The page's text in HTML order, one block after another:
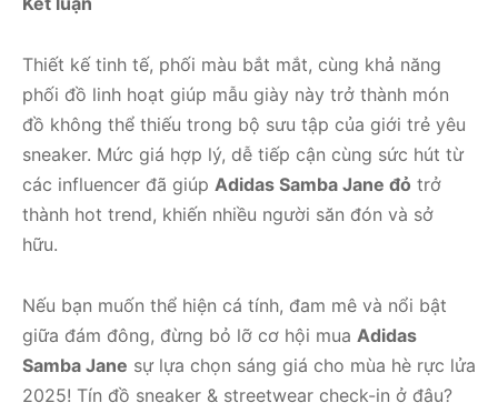
Thiết kế tinh tế, phối màu bắt mắt, cùng khả năng
phối đồ linh hoạt giúp mẫu giày này trở thành món
đồ không thể thiếu trong bộ sưu tập của giới trẻ yêu
sneaker. Mức giá hợp lý, dễ tiếp cận cùng sức hút từ
các influencer đã giúp Adidas Samba Jane đỏ trở
thành hot trend, khiến nhiều người săn đón và sở
hữu.
Nếu bạn muốn thể hiện cá tính, đam mê và nổi bật
giữa đám đông, đừng bỏ lỡ cơ hội mua Adidas
Samba Jane sự lựa chọn sáng giá cho mùa hè rực lửa
2025! Tín đồ sneaker & streetwear check-in ở đâu?